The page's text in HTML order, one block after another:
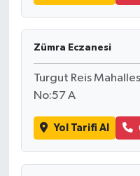
Zümra Eczanesi
Turgut Reis
No:57 A
Yol Tarifi Al